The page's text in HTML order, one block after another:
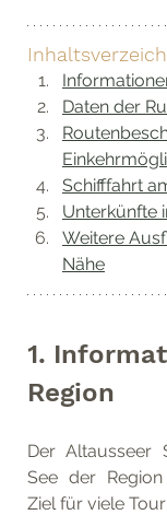
Daten der
Schifffahrt
Unterkünfte
Weitere
Nähe
1.
Region
Der Altausseer
See der
Ziel für viele